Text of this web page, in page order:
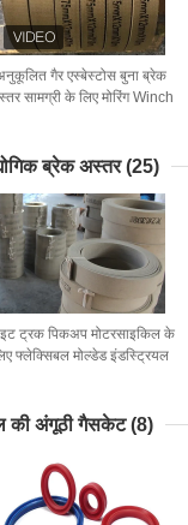
गैर एस्बेस्टोस बुना ब्रेक
सामग्री के लिए मोरिंग Winch
ब्रेक अस्तर (25)
ट्रक पिकअप मोटरसाइकिल के
फ्लेक्सिबल मोल्डेड इंडस्ट्रियल
की अंगूठी गैसकेट (8)